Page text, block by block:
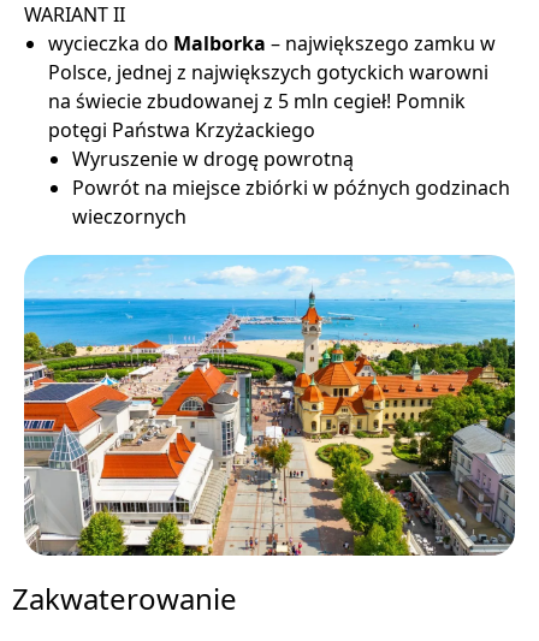
WARIANT II
wycieczka do Malborka – największego zamku w
Polsce, jednej z największych gotyckich warowni
na świecie zbudowanej z 5 mln cegieł! Pomnik
potęgi Państwa Krzyżackiego
Wyruszenie w drogę powrotną
Powrót na miejsce zbiórki w późnych godzinach
wieczornych
Zakwaterowanie